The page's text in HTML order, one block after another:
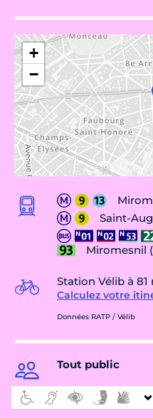
+
−
Saint-
Miromesnil
Station Vélib à 81
Calculez votre
Données RATP / Vélib
Tout public